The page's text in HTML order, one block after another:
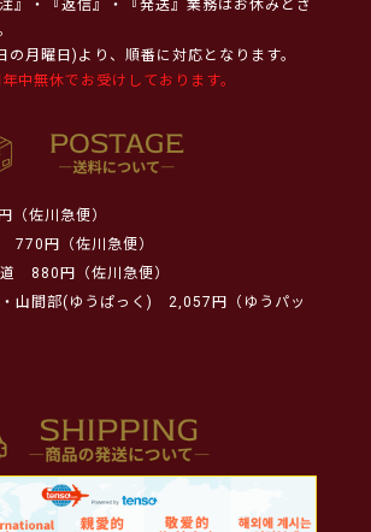
』・『返信』・『発送』業務はお休みとさ
の月曜日)より、順番に対応となります。
中無休でお受けしております。
（佐川急便）
770円（佐川急便）
880円（佐川急便）
山間部(ゆうぱっく)
2,057円（ゆうパッ